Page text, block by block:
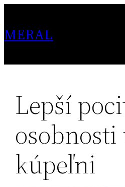
content
MERAL
Lepší
kúpeľni